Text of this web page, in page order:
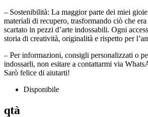
– Sostenibilità: La maggior parte dei miei
materiali di recupero, trasformando ciò che era
scartato in pezzi d’arte indossabili. Ogni
storia di creatività, originalità e rispetto per
– Per informazioni, consigli personalizzati o
indossarli, non esitare a contattarmi via
Sarò felice di aiutarti!
Disponibile
qtà